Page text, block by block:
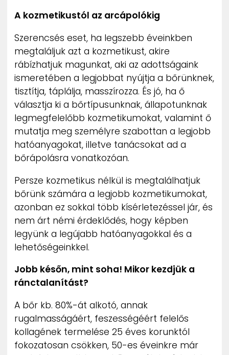
A kozmetikustól az arcápolókig
Szerencsés eset, ha legszebb éveinkben
megtaláljuk azt a kozmetikust, akire
rábízhatjuk magunkat, aki az adottságaink
ismeretében a legjobbat nyújtja a bőrünknek,
tisztítja, táplálja, masszírozza. És jó, ha ő
választja ki a bőrtípusunknak, állapotunknak
legmegfelelőbb kozmetikumokat, valamint ő
mutatja meg személyre szabottan a legjobb
hatóanyagokat, illetve tanácsokat ad a
bőrápolásra vonatkozóan.
Persze kozmetikus nélkül is megtalálhatjuk
bőrünk számára a legjobb kozmetikumokat,
azonban ez sokkal több kísérletezéssel jár, és
nem árt némi érdeklődés, hogy képben
legyünk a legújabb hatóanyagokkal és a
lehetőségeinkkel.
Jobb későn, mint soha! Mikor kezdjük a
ránctalanítást?
A bőr kb. 80%-át alkotó, annak
rugalmasságáért, feszességéért felelős
kollagének termelése 25 éves korunktól
fokozatosan csökken, 50-es éveinkre már